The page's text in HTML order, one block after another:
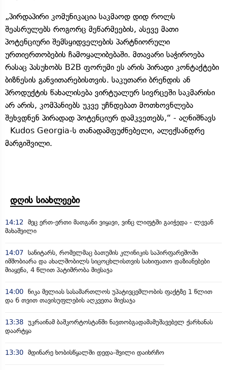
„პირდაპირი კომუნიკაცია საკმაოდ დიდ როლს
შეასრულებს როგორც მეწარმეების, ასევე მათი
პოტენციური შემსყიდველების პარტნიორული
ურთიერთობების ჩამოყალიბებაში. მთავარი საჭიროება
რასაც პასუხობს B2B ფორუმი ეს არის პირადი კონტაქტები
ბიზნესის განვითარებისთვის. საკუთარი ბრენდის ან
პროდუქტის წახალისება ვირტუალურ სივრცეში საკმარისი
არ არის, კომპანიებს უკვე უჩნდებათ მოთხოვნლება
შეხვდნენ პირადად პოტენციურ დამკვეთებს,“ - აღნიშნავს
Kudos Georgia-ს თანადამფუძნებელი, ალექსანდრე
მარგიშვილი.
დღის სიახლეები
14:12
მეც ერთ-ერთი მათგანი ვიყავი, ვინც ლიფტში გაიჭედა - ლევან
მახაშვილი
14:07 სანიტარს, რომელმაც ბათუმის კლინიკის საპირფარეშოში
იმშობიარა და ახალშობილს სიცოცხლისთვის სახიფათო დაზიანებები
მიაყენა, 4 წლით პატიმრობა მიესაჯა
14:00 ნიკა მელიას სასამართლოს უპატივცემლობის ფაქტზე 1 წლით
და 6 თვით თავისუფლების აღკვეთა მიესაჯა
13:38 უკრაინამ ბაშკორტოსტანში ნავთობგადამამუშავებელ ქარხანას
დაარტყა
13:30 მდინარე ხობისწყალში დედა-შვილი დაიხრჩო